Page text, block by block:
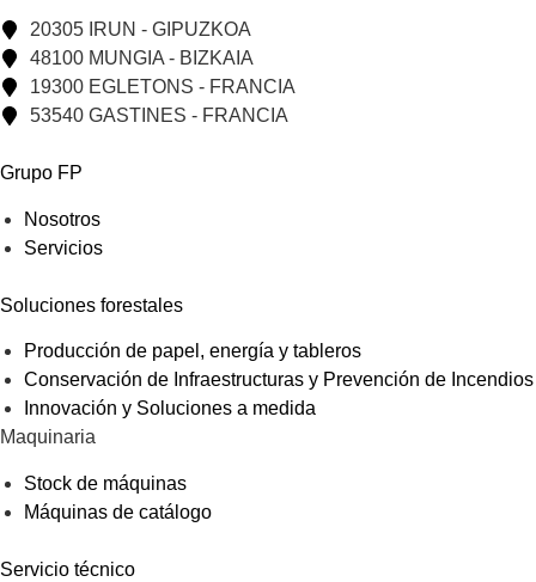
20305 IRUN - GIPUZKOA
48100 MUNGIA - BIZKAIA
19300 EGLETONS - FRANCIA
53540 GASTINES - FRANCIA
Grupo FP
Nosotros
Servicios
Soluciones forestales
Producción de papel, energía y tableros
Conservación de Infraestructuras y Prevención de Incendios
Innovación y Soluciones a medida
Maquinaria
Stock de máquinas
Máquinas de catálogo
Servicio técnico